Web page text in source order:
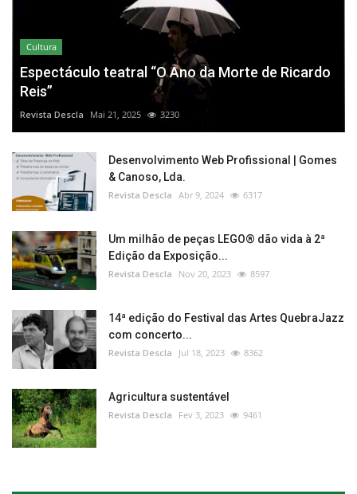
Cultura
Espectáculo teatral “O Ano da Morte de Ricardo
Reis”
Revista Descla Mai 21, 2025 3230
Desenvolvimento Web Profissional | Gomes
& Canoso, Lda.
Revista Descla Abr 9, 2024 6317
Um milhão de peças LEGO® dão vida à 2ª
Edição da Exposição...
Revista Descla Nov 20, 2023 8597
14ª edição do Festival das Artes QuebraJazz
com concerto...
Revista Descla Jul 18, 2023 8362
Agricultura sustentável
Revista Descla Fev 3, 2023 9461